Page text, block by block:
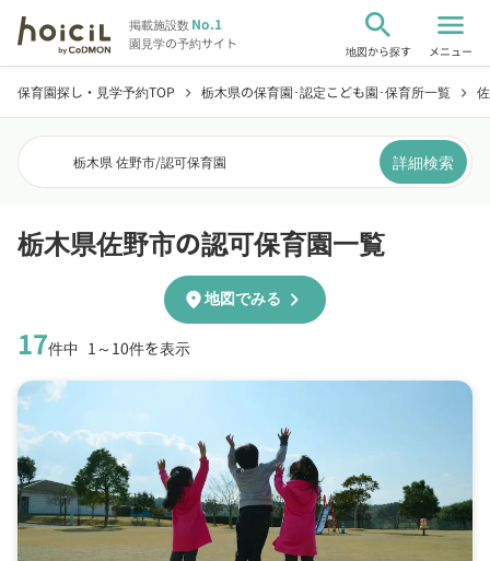
掲載施設数No.1
園見学の予約サイト
search
地図から探す
menu
メニュー
保育園探し・見学予約TOP chevron_right 栃木県の保育園･認定こども園･保育所一覧 chevron_right
栃木県 佐野市/認可保育園 詳細検索
栃木県佐野市の認可保育園一覧
17件中 1～10件を表示
location_on地図でみる chevron_right